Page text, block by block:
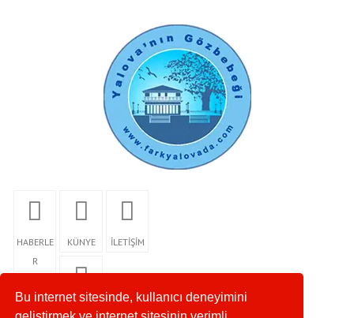
Bu internet sitesinde, kullanıcı deneyimini
HABERLE
R
KÜNYE İLETİŞİM